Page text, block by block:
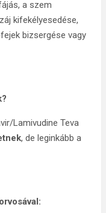
a szem
kifekélyesedése,
bizsergése vagy
Lamivudine Teva
, de leginkább a